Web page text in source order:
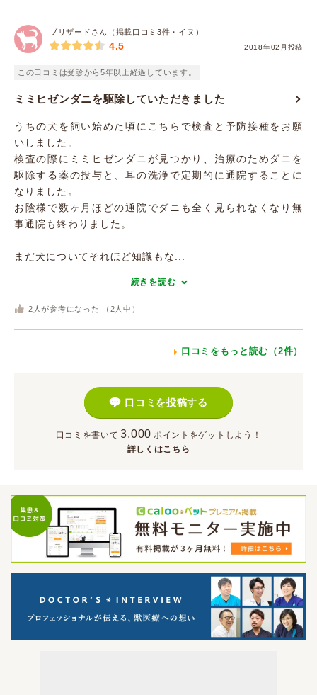
ブリザードさん（掲載口コミ3件・イヌ）
2018年02月投稿
4.5
この口コミは受診から5年以上経過しています。
ミミヒゼンダニを駆除していただきました
うちの犬を飼い始めた頃にこちらで検査と予防接種をお願
いしました。
検査の際にミミヒゼンダニが見つかり、治療のためダニを
駆除する薬の投与と、耳の洗浄で定期的に通院することに
なりました。
お陰様で数ヶ月ほどの通院でダニも全く見られなくなり無
事通院も終わりました。
まだ犬についてそれほど知識もな...
続きを読む
2 人が参考になった （ 2 人中）
口コミをもっと読む（2件）
口コミを投稿する
口コミを書いて 3,000 ポイント をゲットしよう！
詳しくはこちら